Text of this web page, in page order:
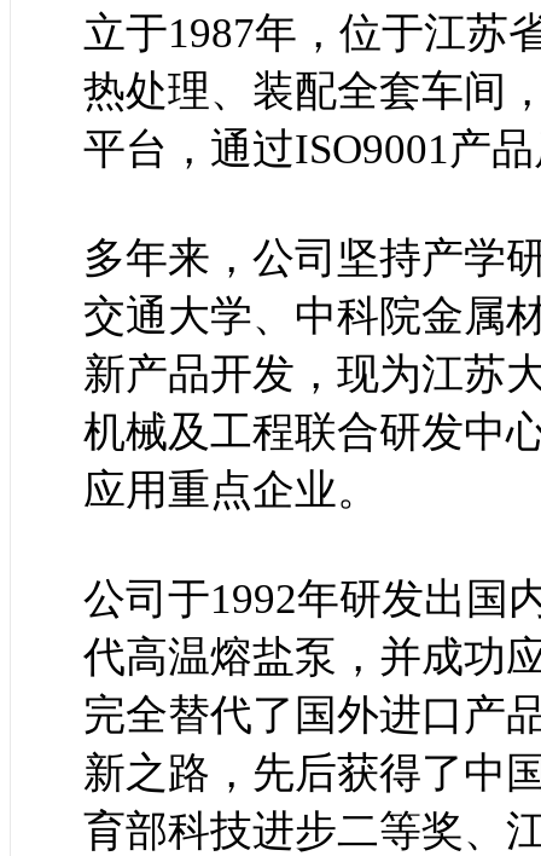
立于1987年，位于江苏
热处理、装配全套车间
平台，通过ISO9001产
多年来，公司坚持产学
交通大学、中科院金属
新产品开发，现为江苏
机械及工程联合研发中
应用重点企业。
公司于1992年研发出国
代高温熔盐泵，并成功
完全替代了国外进口产
新之路，先后获得了中
育部科技进步二等奖、